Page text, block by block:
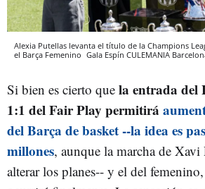
Alexia Putellas levanta el título de la Champions
el Barça Femenino Gala Espín CULEMANIA
Si bien es cierto que la entrada del
1:1 del Fair Play permitirá
del Barça de basket --la idea es
millones, aunque la marcha de Xavi
alterar los planes-- y el del